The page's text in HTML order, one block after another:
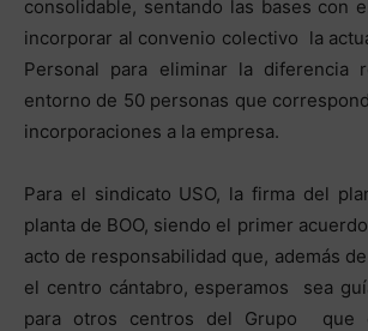
consolidable, sentando las bases con
incorporar al convenio colectivo la
Personal para eliminar la diferencia
entorno de 50 personas que
incorporaciones a la empresa.
Para el sindicato USO, la firma del
planta de BOO, siendo el primer
acto de responsabilidad que, además
el centro cántabro, esperamos sea
para otros centros del Grupo que